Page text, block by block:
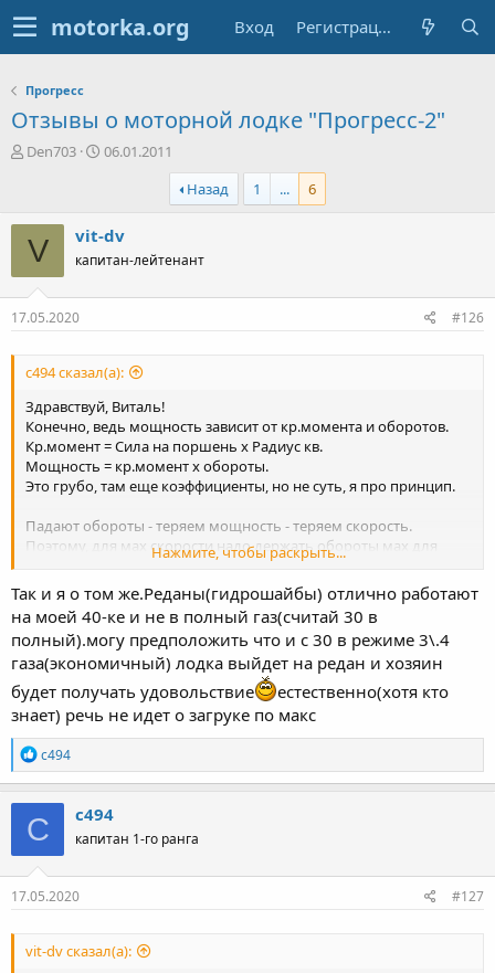
Вход Регистрация
Прогресс
Отзывы о моторной лодке "Прогресс-2"
А
р
т
ы
Den703
Д
н
ч
06.01.2011
Назад
1 ... 6
V vit-dv
капитан-лейтенант
17.05.2020 #126
с494 сказал(а):
Здравствуй, Виталь!
Конечно, ведь мощность зависит от кр.момента и оборотов.
Кр.момент = Сила на поршень х Радиус кв.
Мощность = кр.момент х обороты.
Это грубо, там еще коэффициенты, но не суть, я про принцип.
Падают обороты - теряем мощность - теряем скорость.
Поэтому, для мах скорости надо держать обороты мах для
Когда на 40 мы прибираем газульку, прикрываем бенз -
уменьшается сила - уменьшается кр момент - падают обороты
- падает мощность.
Нажмите, чтобы раскрыть...
Так и я о том же.Реданы(гидрошайбы) отлично работают
на моей 40-ке и не в полный газ(считай 30 в
полный).могу предположить что и с 30 в режиме 3\.4
газа(экономичный) лодка выйдет на редан и хозяин
будет получать удовольствие
естественно(хотя кто
знает) речь не идет о загруке по макс
Р
е
а
к
ц
и
и
:
с494
С с494
капитан 1-го ранга
17.05.2020 #127
vit-dv сказал(а):